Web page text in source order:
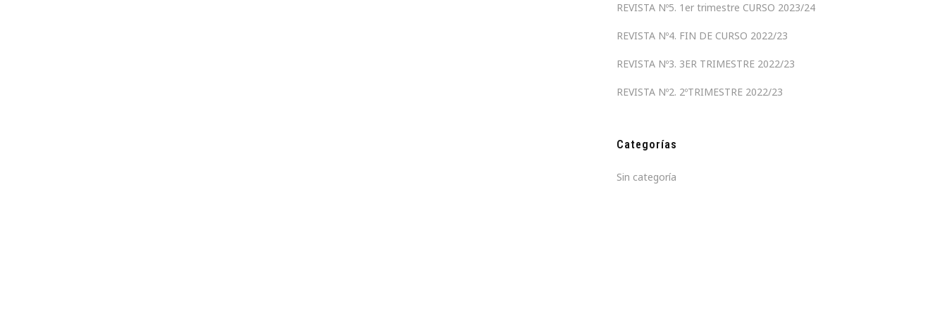
REVISTA Nº5. 1er trimestre CURSO 2023/24
REVISTA Nº4. FIN DE CURSO 2022/23
REVISTA Nº3. 3ER TRIMESTRE 2022/23
REVISTA Nº2. 2ºTRIMESTRE 2022/23
Categorías
Sin categoría